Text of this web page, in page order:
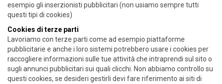
esempio gli inserzionisti pubblicitari (non usiamo sempre tutti
questi tipi di cookies)
Cookies di terze parti
Lavoriamo con terze parti come ad esempio piattaforme
pubblicitarie e anche i loro sistemi potrebbero usare i cookies per
raccogliere informazioni sulle tue attività che intraprendi sul sito o
sugli annunci pubblicitari sui quali clicchi. Non abbiamo controllo su
questi cookies, se desideri gestirli devi fare riferimento ai siti di